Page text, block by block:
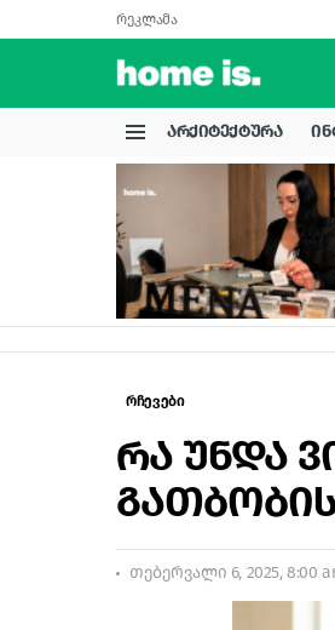
რეკლამა
ᲐᲠᲥᲘᲢᲔᲥᲢᲣᲠᲐ
STORIES
რჩევები
რა უნდა
გათბობის
თებერვალი 6, 2025, 8:00